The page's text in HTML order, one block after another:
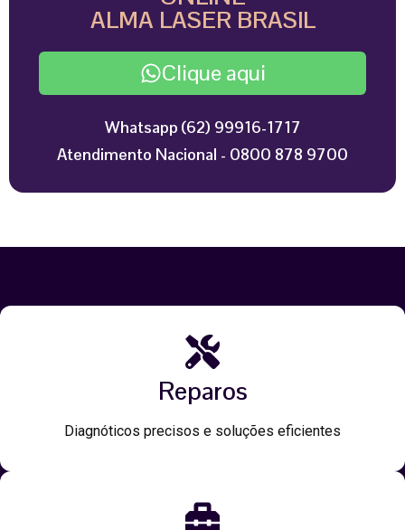
ALMA LASER BRASIL
Clique aqui
Whatsapp (62) 99916-1717
Atendimento Nacional - 0800 878 9700
Reparos
Diagnóticos precisos e soluções eficientes